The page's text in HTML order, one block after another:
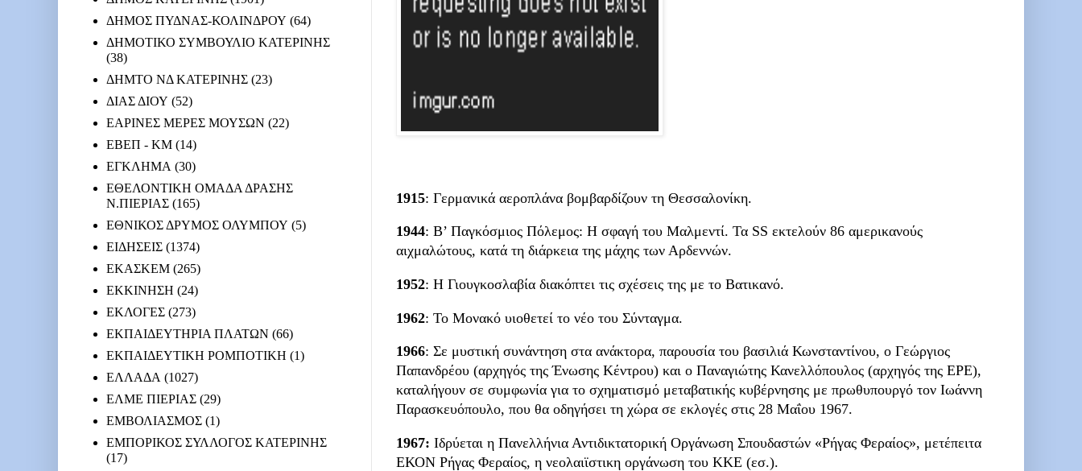
1915: Γερμανικά αεροπλάνα βομβαρδίζουν τη Θεσσαλονίκη.
1944: Β’ Παγκόσμιος Πόλεμος: Η σφαγή του Μαλμεντί. Τα SS εκτελούν 86 αμερικανούς
αιχμαλώτους, κατά τη διάρκεια της μάχης των Αρδεννών.
1952: Η Γιουγκοσλαβία διακόπτει τις σχέσεις της με το Βατικανό.
1962: Το Μονακό υιοθετεί το νέο του Σύνταγμα.
1966: Σε μυστική συνάντηση στα ανάκτορα, παρουσία του βασιλιά Κωνσταντίνου, ο Γεώργιος
Παπανδρέου (αρχηγός της Ένωσης Κέντρου) και ο Παναγιώτης Κανελλόπουλος (αρχηγός της ΕΡΕ),
καταλήγουν σε συμφωνία για το σχηματισμό μεταβατικής κυβέρνησης με πρωθυπουργό τον Ιωάννη
Παρασκευόπουλο, που θα οδηγήσει τη χώρα σε εκλογές στις 28 Μαΐου 1967.
1967: Ιδρύεται η Πανελλήνια Αντιδικτατορική Οργάνωση Σπουδαστών «Ρήγας Φεραίος», μετέπειτα
ΕΚΟΝ Ρήγας Φεραίος, η νεολαιϊστικη οργάνωση του ΚΚΕ (εσ.).
ΔΗΜΟΣ ΠΥΔΝΑΣ-ΚΟΛΙΝΔΡΟΥ (64)
ΔΗΜΟΤΙΚΟ ΣΥΜΒΟΥΛΙΟ ΚΑΤΕΡΙΝΗΣ
(38)
ΔΗΜΤΟ ΝΔ ΚΑΤΕΡΙΝΗΣ (23)
ΔΙΑΣ ΔΙΟΥ (52)
ΕΑΡΙΝΕΣ ΜΕΡΕΣ ΜΟΥΣΩΝ (22)
ΕΒΕΠ - ΚΜ (14)
ΕΓΚΛΗΜΑ (30)
ΕΘΕΛΟΝΤΙΚΗ ΟΜΑΔΑ ΔΡΑΣΗΣ
Ν.ΠΙΕΡΙΑΣ (165)
ΕΘΝΙΚΟΣ ΔΡΥΜΟΣ ΟΛΥΜΠΟΥ (5)
ΕΙΔΗΣΕΙΣ (1374)
ΕΚΑΣΚΕΜ (265)
ΕΚΚΙΝΗΣΗ (24)
ΕΚΛΟΓΕΣ (273)
ΕΚΠΑΙΔΕΥΤΗΡΙΑ ΠΛΑΤΩΝ (66)
ΕΚΠΑΙΔΕΥΤΙΚΗ ΡΟΜΠΟΤΙΚΗ (1)
ΕΛΛΑΔΑ (1027)
ΕΛΜΕ ΠΙΕΡΙΑΣ (29)
ΕΜΒΟΛΙΑΣΜΟΣ (1)
ΕΜΠΟΡΙΚΟΣ ΣΥΛΛΟΓΟΣ ΚΑΤΕΡΙΝΗΣ
(17)